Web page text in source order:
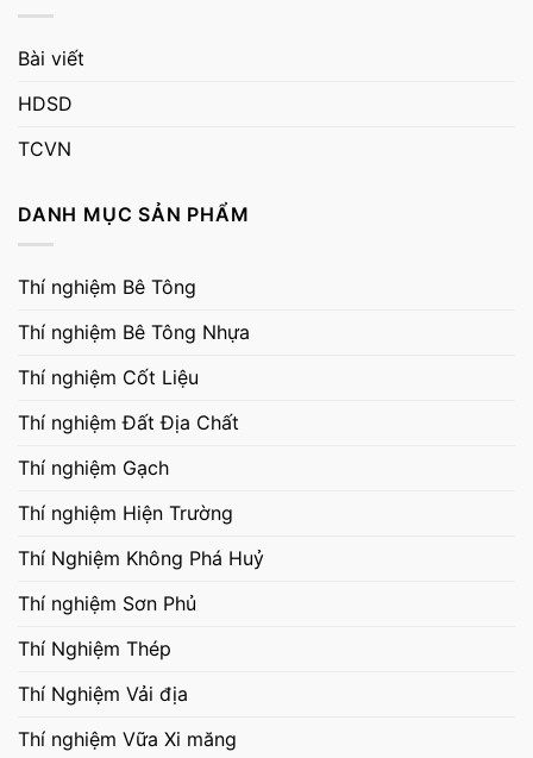
Bài viết
HDSD
TCVN
DANH MỤC SẢN PHẨM
Thí nghiệm Bê Tông
Thí nghiệm Bê Tông Nhựa
Thí nghiệm Cốt Liệu
Thí nghiệm Đất Địa Chất
Thí nghiệm Gạch
Thí nghiệm Hiện Trường
Thí Nghiệm Không Phá Huỷ
Thí nghiệm Sơn Phủ
Thí Nghiệm Thép
Thí Nghiệm Vải địa
Thí nghiệm Vữa Xi măng